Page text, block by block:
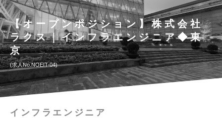
【オープンポジション】株式会社
ラクス｜インフラエンジニア◆東
京
求人No.NOEIT-04
インフラエンジニア